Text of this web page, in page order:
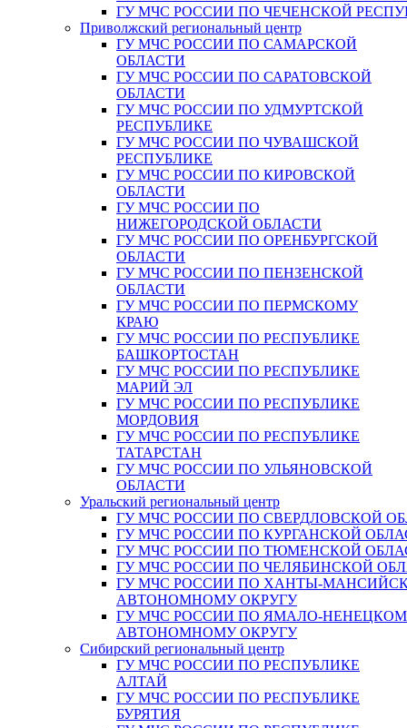
ГУ МЧС РОССИИ ПО ЧЕЧЕНСКОЙ
Приволжский региональный центр
ГУ МЧС РОССИИ ПО САМАРСКОЙ
ОБЛАСТИ
ГУ МЧС РОССИИ ПО САРАТОВСКОЙ
ОБЛАСТИ
ГУ МЧС РОССИИ ПО УДМУРТСКОЙ
РЕСПУБЛИКЕ
ГУ МЧС РОССИИ ПО ЧУВАШСКОЙ
РЕСПУБЛИКЕ
ГУ МЧС РОССИИ ПО КИРОВСКОЙ
ОБЛАСТИ
ГУ МЧС РОССИИ ПО
НИЖЕГОРОДСКОЙ ОБЛАСТИ
ГУ МЧС РОССИИ ПО ОРЕНБУРГСКОЙ
ОБЛАСТИ
ГУ МЧС РОССИИ ПО ПЕНЗЕНСКОЙ
ОБЛАСТИ
ГУ МЧС РОССИИ ПО ПЕРМСКОМУ
КРАЮ
ГУ МЧС РОССИИ ПО РЕСПУБЛИКЕ
БАШКОРТОСТАН
ГУ МЧС РОССИИ ПО РЕСПУБЛИКЕ
МАРИЙ ЭЛ
ГУ МЧС РОССИИ ПО РЕСПУБЛИКЕ
МОРДОВИЯ
ГУ МЧС РОССИИ ПО РЕСПУБЛИКЕ
ТАТАРСТАН
ГУ МЧС РОССИИ ПО УЛЬЯНОВСКОЙ
ОБЛАСТИ
Уральский региональный центр
ГУ МЧС РОССИИ ПО СВЕРДЛОВСКОЙ
ГУ МЧС РОССИИ ПО КУРГАНСКОЙ
ГУ МЧС РОССИИ ПО ТЮМЕНСКОЙ
ГУ МЧС РОССИИ ПО ЧЕЛЯБИНСКОЙ
ГУ МЧС РОССИИ ПО ХАНТЫ-
АВТОНОМНОМУ ОКРУГУ
ГУ МЧС РОССИИ ПО ЯМАЛО-
АВТОНОМНОМУ ОКРУГУ
Сибирский региональный центр
ГУ МЧС РОССИИ ПО РЕСПУБЛИКЕ
АЛТАЙ
ГУ МЧС РОССИИ ПО РЕСПУБЛИКЕ
БУРЯТИЯ